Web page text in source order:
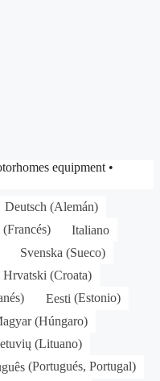
equipment •
Deutsch (Alemán)
(Francés)
Italiano
Svenska (Sueco)
Hrvatski (Croata)
) Eesti (Estonio)
(Húngaro)
(Lituano)
(Portugués, Portugal)